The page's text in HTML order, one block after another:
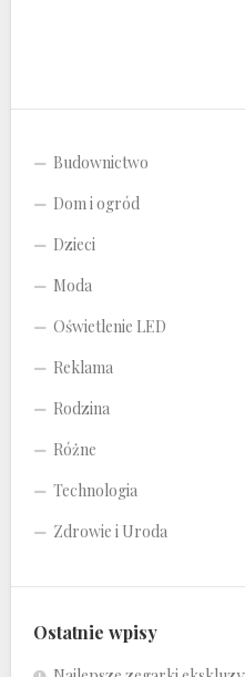
Budownictwo
Dom i ogród
Dzieci
Moda
Oświetlenie LED
Reklama
Rodzina
Różne
Technologia
Zdrowie i Uroda
Ostatnie wpisy